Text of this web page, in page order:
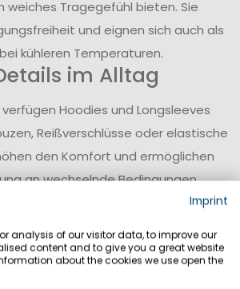
weiches Tragegefühl bieten. Sie
und eignen sich auch als
kühleren Temperaturen.
im Alltag
Hoodies und Longsleeves
Reißverschlüsse oder elastische
den Komfort und ermöglichen
an wechselnde Bedingungen.
sich mit verschiedenen Outfits
sowohl zu sportlichen als auch zu
Imprint
analysis of our visitor data, to improve our
content and to give you a great website
about the cookies we use open the